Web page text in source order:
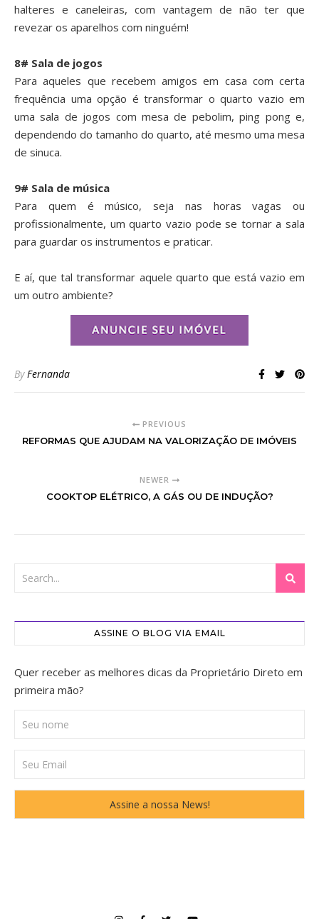
halteres e caneleiras, com vantagem de não ter que
revezar os aparelhos com ninguém!
8# Sala de jogos
Para aqueles que recebem amigos em casa com certa
frequência uma opção é transformar o quarto vazio em
uma sala de jogos com mesa de pebolim, ping pong e,
dependendo do tamanho do quarto, até mesmo uma mesa
de sinuca.
9# Sala de música
Para quem é músico, seja nas horas vagas ou
profissionalmente, um quarto vazio pode se tornar a sala
para guardar os instrumentos e praticar.
E aí, que tal transformar aquele quarto que está vazio em
um outro ambiente?
ByFernanda
PREVIOUS
REFORMAS QUE AJUDAM NA VALORIZAÇÃO DE IMÓVEIS
NEWER
COOKTOP ELÉTRICO, A GÁS OU DE INDUÇÃO?
ASSINE O BLOG VIA EMAIL
Quer receber as melhores dicas da Proprietário Direto em
primeira mão?